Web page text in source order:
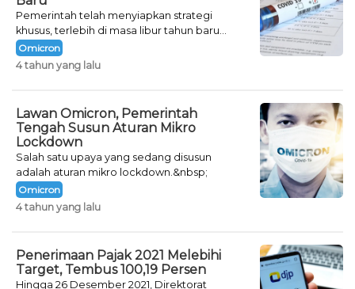
Pemerintah telah menyiapkan strategi
khusus, terlebih di masa libur tahun baru
seperti saat ini.
Omicron
4 tahun yang lalu
Lawan Omicron, Pemerintah
Tengah Susun Aturan Mikro
Lockdown
Salah satu upaya yang sedang disusun
adalah aturan mikro lockdown.&nbsp;
Omicron
4 tahun yang lalu
Penerimaan Pajak 2021 Melebihi
Target, Tembus 100,19 Persen
Hingga 26 Desember 2021, Direktorat